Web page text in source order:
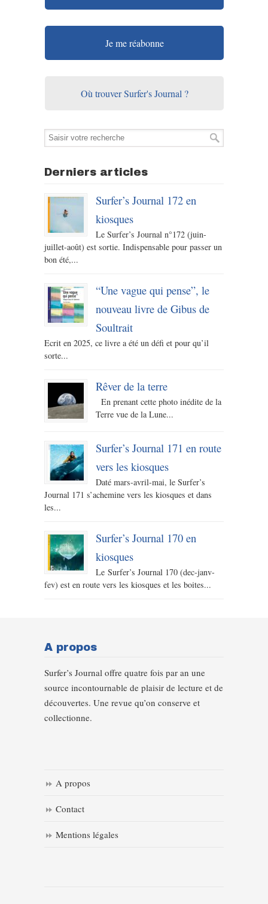
Je me réabonne
Où trouver Surfer's Journal ?
Derniers articles
Surfer’s Journal 172 en
kiosques
Le Surfer’s Journal n°172 (juin-
juillet-août) est sortie. Indispensable pour passer un
bon été,...
“Une vague qui pense”, le
nouveau livre de Gibus de
Soultrait
Ecrit en 2025, ce livre a été un défi et pour qu’il
sorte...
Rêver de la terre
En prenant cette photo inédite de la
Terre vue de la Lune...
Surfer’s Journal 171 en route
vers les kiosques
Daté mars-avril-mai, le Surfer’s
Journal 171 s’achemine vers les kiosques et dans
les...
Surfer’s Journal 170 en
kiosques
Le Surfer’s Journal 170 (dec-janv-
fev) est en route vers les kiosques et les boites...
A propos
Surfer’s Journal offre quatre fois par an une
source incontournable de plaisir de lecture et de
découvertes. Une revue qu’on conserve et
collectionne.
A propos
Contact
Mentions légales